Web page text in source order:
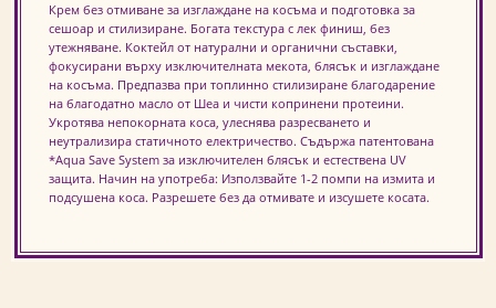
Крем без отмиване за изглаждане на косъма и подготовка за
сешоар и стилизиране. Богата текстура с лек финиш, без
утежняване. Коктейл от натурални и органични съставки,
фокусирани върху изключителната мекота, блясък и изглаждане
на косъма. Предпазва при топлинно стилизиране благодарение
на благодатно масло от Шеа и чисти копринени протеини.
Укротява непокорната коса, улеснява разресването и
неутрализира статичното електричество. Съдържа патентована
*Aqua Save System за изключителен блясък и естествена UV
защита. Начин на употреба: Използвайте 1-2 помпи на измита и
подсушена коса. Разрешете без да отмивате и изсушете косата.